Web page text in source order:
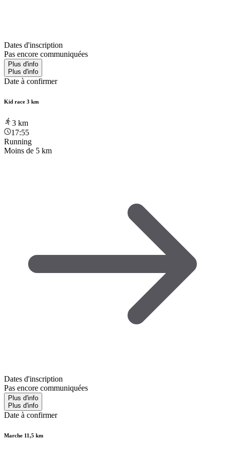
Dates d'inscription
Pas encore communiquées
Plus d'info
Plus d'info
Date à confirmer
Kid race 3 km
3 km
17:55
Running
Moins de 5 km
Dates d'inscription
Pas encore communiquées
Plus d'info
Plus d'info
Date à confirmer
Marche 11,5 km